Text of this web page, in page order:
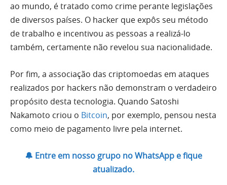
ao mundo, é tratado como crime perante legislações
de diversos países. O hacker que expôs seu método
de trabalho e incentivou as pessoas a realizá-lo
também, certamente não revelou sua nacionalidade.
Por fim, a associação das criptomoedas em ataques
realizados por hackers não demonstram o verdadeiro
propósito desta tecnologia. Quando Satoshi
Nakamoto criou o Bitcoin, por exemplo, pensou nesta
como meio de pagamento livre pela internet.
🔔 Entre em nosso grupo no WhatsApp e fique
atualizado.